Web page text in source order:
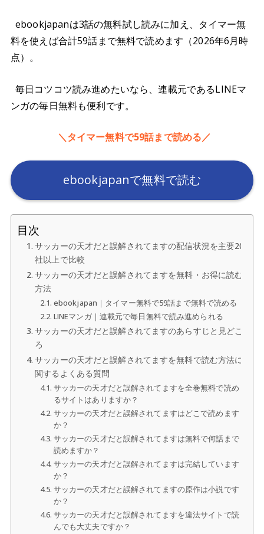
ebookjapanは3話の無料試し読みに加え、タイマー無
料を使えば合計59話まで無料で読めます（2026年6月時
点）。
毎日コツコツ読み進めたいなら、連載元であるLINEマ
ンガの毎日無料も便利です。
＼タイマー無料で59話まで読める／
ebookjapanで無料で読む
目次
サッカーの天才だと誤解されてますの配信状況を主要20
社以上で比較
サッカーの天才だと誤解されてますを無料・お得に読む
方法
ebookjapan｜タイマー無料で59話まで無料で読める
LINEマンガ｜連載元で毎日無料で読み進められる
サッカーの天才だと誤解されてますのあらすじと見どこ
ろ
サッカーの天才だと誤解されてますを無料で読む方法に
関するよくある質問
サッカーの天才だと誤解されてますを全巻無料で読め
るサイトはありますか？
サッカーの天才だと誤解されてますはどこで読めます
か？
サッカーの天才だと誤解されてますは無料で何話まで
読めますか？
サッカーの天才だと誤解されてますは完結しています
か？
サッカーの天才だと誤解されてますの原作は小説です
か？
サッカーの天才だと誤解されてますを違法サイトで読
んでも大丈夫ですか？